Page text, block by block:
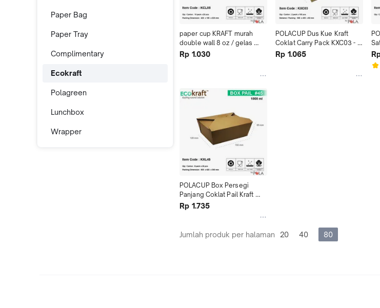
Paper Bag
Paper Tray
Complimentary
Ecokraft
Polagreen
Lunchbox
Wrapper
paper cup KRAFT murah
double wall 8 oz / gelas
kertas murah + TUTUP
Rp 1.030
POLACUP Dus Kue Kraft
Coklat Carry Pack KXC03 -
100pcs
Rp 1.065
POLACUP Box Persegi
Panjang Coklat Pail Kraft
Rice 1000ml - 25pcs
Rp 1.735
Jumlah produk per halaman 20 40 80